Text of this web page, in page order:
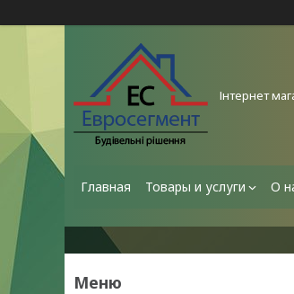
Інтернет
Главная Товары и услуги О